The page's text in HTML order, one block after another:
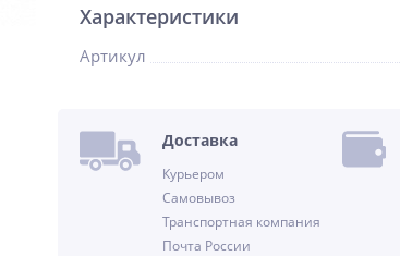
Характеристики
Артикул
Доставка
Курьером
Самовывоз
Транспортная компания
Почта России